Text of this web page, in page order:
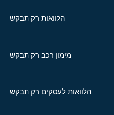
הלוואות רק תבקש
מימון רכב רק תבקש
הלוואות לעסקים רק תבקש